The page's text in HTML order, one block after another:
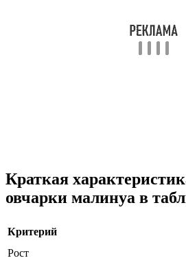
Краткая
овчарки малинуа в
Критерий
Рост